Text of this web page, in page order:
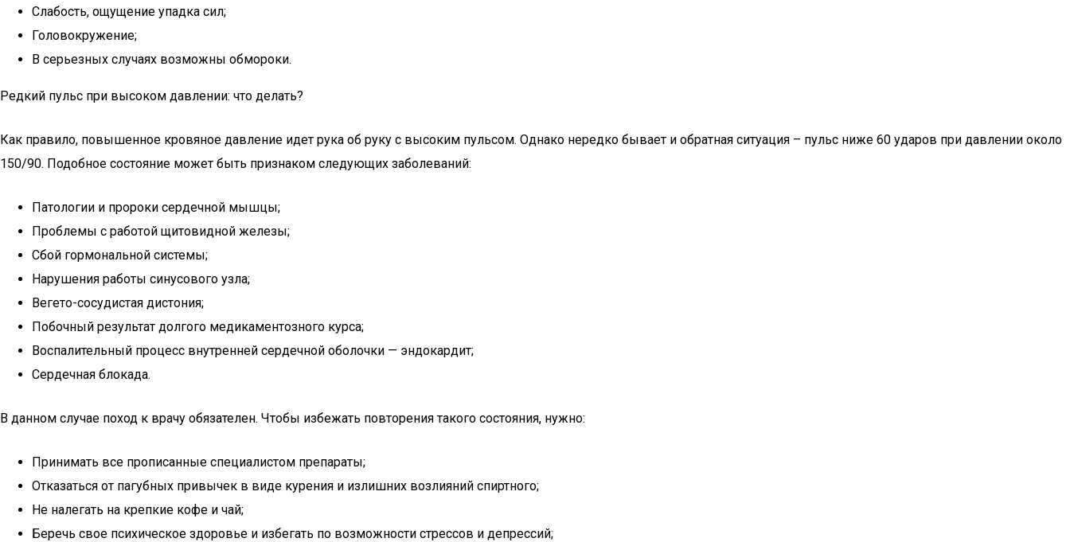
Слабость, ощущение упадка сил;
Головокружение;
В серьезных случаях возможны обмороки.
Редкий пульс при высоком давлении: что делать?
Как правило, повышенное кровяное давление идет рука об руку с высоким пульсом. Однако нередко бывает и обратная ситуация – пульс ниже 60 ударов при давлении около
150/90. Подобное состояние может быть признаком следующих заболеваний:
Патологии и пророки сердечной мышцы;
Проблемы с работой щитовидной железы;
Сбой гормональной системы;
Нарушения работы синусового узла;
Вегето-сосудистая дистония;
Побочный результат долгого медикаментозного курса;
Воспалительный процесс внутренней сердечной оболочки — эндокардит;
Сердечная блокада.
В данном случае поход к врачу обязателен. Чтобы избежать повторения такого состояния, нужно:
Принимать все прописанные специалистом препараты;
Отказаться от пагубных привычек в виде курения и излишних возлияний спиртного;
Не налегать на крепкие кофе и чай;
Беречь свое психическое здоровье и избегать по возможности стрессов и депрессий;